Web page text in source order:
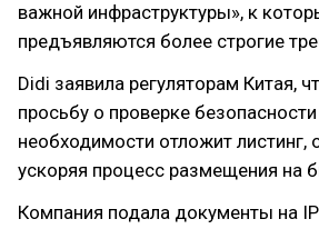
важной инфраструктуры», к
предъявляются более строгие
Didi заявила регуляторам Китая,
просьбу о проверке
необходимости отложит листинг,
ускоряя процесс размещения на
Компания подала документы на